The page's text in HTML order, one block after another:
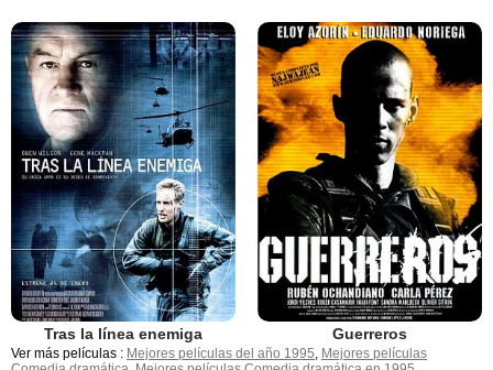
Tras la línea enemiga Guerreros
Ver más películas : Mejores películas del año 1995, Mejores películas